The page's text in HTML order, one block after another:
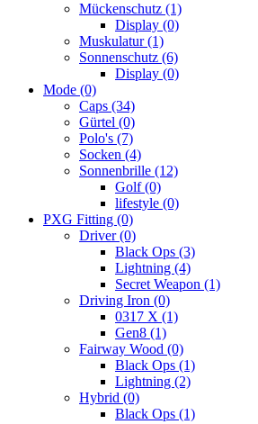
Mückenschutz (1)
Display (0)
Muskulatur(1)
Sonnenschutz (6)
Display (0)
Mode (0)
Caps (34)
Gürtel (0)
Polo's (7)
Socken (4)
Sonnenbrille (12)
Golf(0)
lifestyle (0)
PXG Fitting (0)
Driver(0)
Black Ops (3)
Lightning (4)
Secret Weapon (1)
Driving Iron (0)
0317 X (1)
Gen8 (1)
Fairway Wood (0)
Black Ops (1)
Lightning (2)
Hybrid (0)
Black Ops (1)